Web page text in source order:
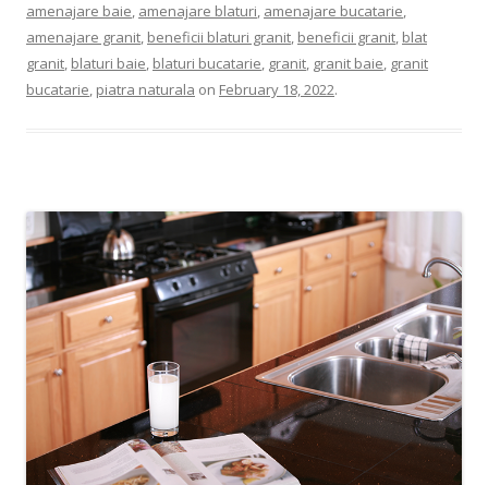
amenajare baie, amenajare blaturi, amenajare bucatarie,
amenajare granit, beneficii blaturi granit, beneficii granit, blat
granit, blaturi baie, blaturi bucatarie, granit, granit baie, granit
bucatarie, piatra naturala on February 18, 2022.